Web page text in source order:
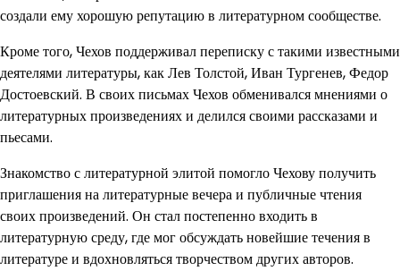
создали ему хорошую репутацию в литературном сообществе.
Кроме того, Чехов поддерживал переписку с такими известными
деятелями литературы, как Лев Толстой, Иван Тургенев, Федор
Достоевский. В своих письмах Чехов обменивался мнениями о
литературных произведениях и делился своими рассказами и
пьесами.
Знакомство с литературной элитой помогло Чехову получить
приглашения на литературные вечера и публичные чтения
своих произведений. Он стал постепенно входить в
литературную среду, где мог обсуждать новейшие течения в
литературе и вдохновляться творчеством других авторов.